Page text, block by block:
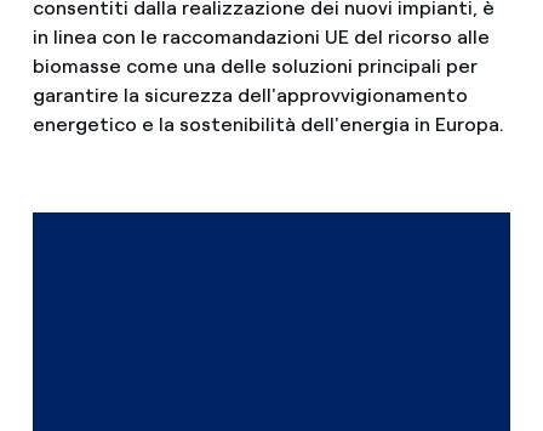
consentiti dalla realizzazione dei nuovi impianti, è
in linea con le raccomandazioni UE del ricorso alle
biomasse come una delle soluzioni principali per
garantire la sicurezza dell'approvvigionamento
energetico e la sostenibilità dell'energia in Europa.